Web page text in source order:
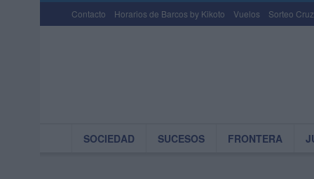
Contacto Horarios de Barcos by Kikoto Vuelos Sorteo
SOCIEDAD SUCESOS FRONTERA